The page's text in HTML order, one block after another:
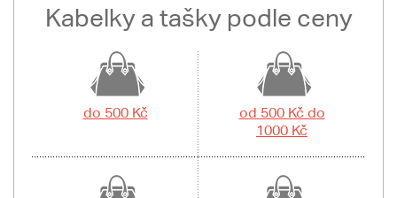
Kabelky a tašky podle ceny
do 500 Kč
od 500 Kč do
1000 Kč